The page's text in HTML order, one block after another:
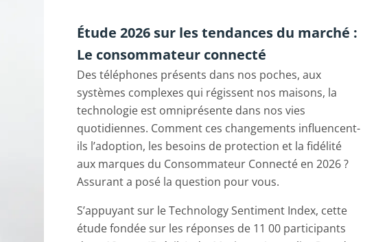
Étude 2026 sur les tendances du marché :
Le consommateur connecté
Des téléphones présents dans nos poches, aux
systèmes complexes qui régissent nos maisons, la
technologie est omniprésente dans nos vies
quotidiennes. Comment ces changements influencent-
ils l’adoption, les besoins de protection et la fidélité
aux marques du Consommateur Connecté en 2026 ?
Assurant a posé la question pour vous.
S’appuyant sur le Technology Sentiment Index, cette
étude fondée sur les réponses de 11 00 participants